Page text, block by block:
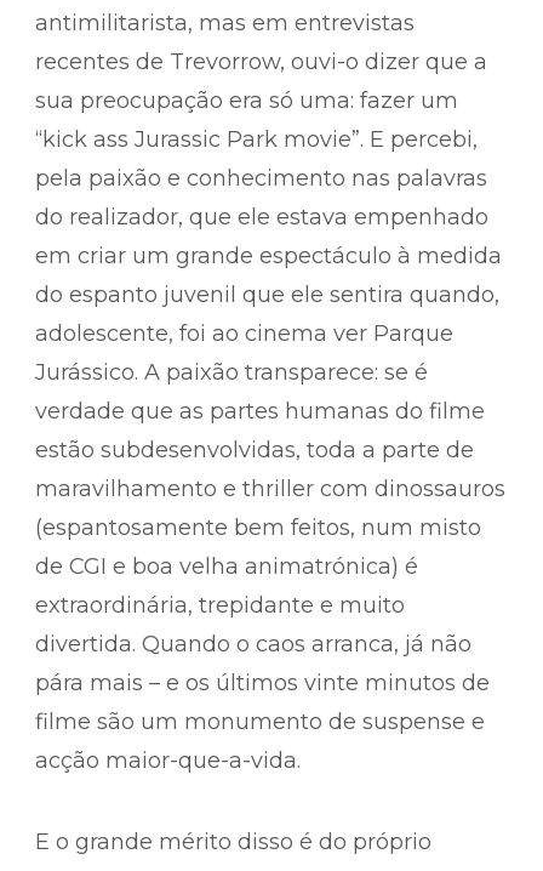
antimilitarista, mas em entrevistas
recentes de Trevorrow, ouvi-o dizer que a
sua preocupação era só uma: fazer um
“kick ass Jurassic Park movie”. E percebi,
pela paixão e conhecimento nas palavras
do realizador, que ele estava empenhado
em criar um grande espectáculo à medida
do espanto juvenil que ele sentira quando,
adolescente, foi ao cinema ver Parque
Jurássico. A paixão transparece: se é
verdade que as partes humanas do filme
estão subdesenvolvidas, toda a parte de
maravilhamento e thriller com dinossauros
(espantosamente bem feitos, num misto
de CGI e boa velha animatrónica) é
extraordinária, trepidante e muito
divertida. Quando o caos arranca, já não
pára mais – e os últimos vinte minutos de
filme são um monumento de suspense e
acção maior-que-a-vida.
E o grande mérito disso é do próprio